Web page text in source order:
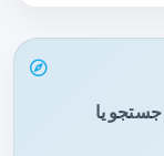
یا